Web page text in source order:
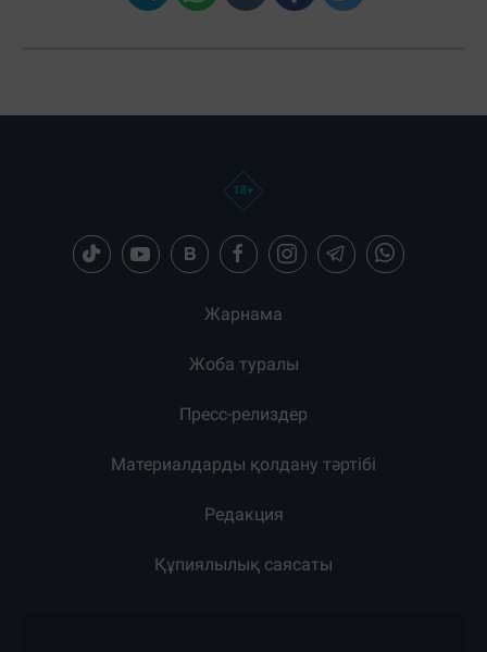
Жарнама
Жоба туралы
Пресс-релиздер
Материалдарды қолдану тәртібі
Редакция
Құпиялылық саясаты